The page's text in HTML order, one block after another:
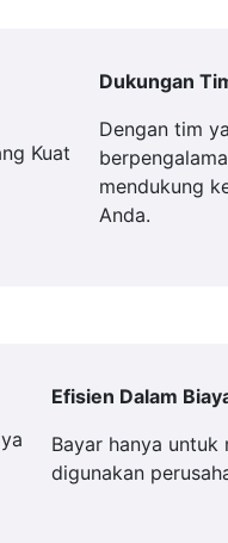
Dukungan
Dengan tim
mendukung
Anda.
Efisien Dalam
Bayar hanya untuk
digunakan